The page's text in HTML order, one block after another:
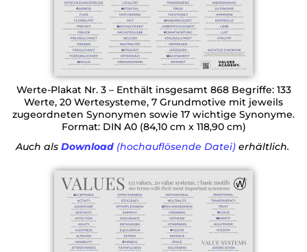
Werte-Plakat Nr. 3 – Enthält insgesamt 868 Begriffe: 133
Werte, 20 Wertesysteme, 7 Grundmotive mit jeweils
zugeordneten Synonymen sowie 17 wichtige Synonyme.
Format: DIN A0 (84,10 cm x 118,90 cm)
Auch als Download(hochauflösende Datei)erhältlich.